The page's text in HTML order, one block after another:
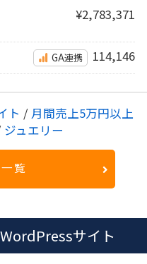
¥2,783,371
GA連携 114,146
ト / 月間売上5万円以上
ジュエリー
覧
サイト